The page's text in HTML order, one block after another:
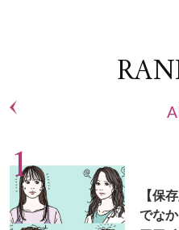
【保
でな